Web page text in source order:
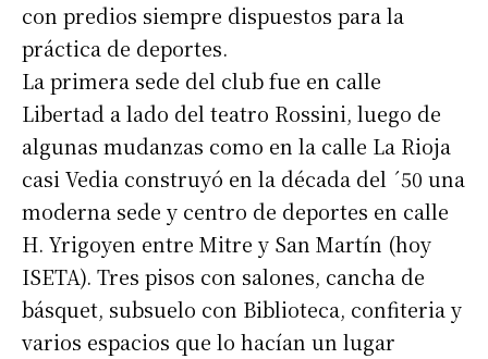
con predios siempre dispuestos para la
práctica de deportes.
La primera sede del club fue en calle
Libertad a lado del teatro Rossini, luego de
algunas mudanzas como en la calle La Rioja
casi Vedia construyó en la década del ´50 una
moderna sede y centro de deportes en calle
H. Yrigoyen entre Mitre y San Martín (hoy
ISETA). Tres pisos con salones, cancha de
básquet, subsuelo con Biblioteca, confiteria y
varios espacios que lo hacían un lugar